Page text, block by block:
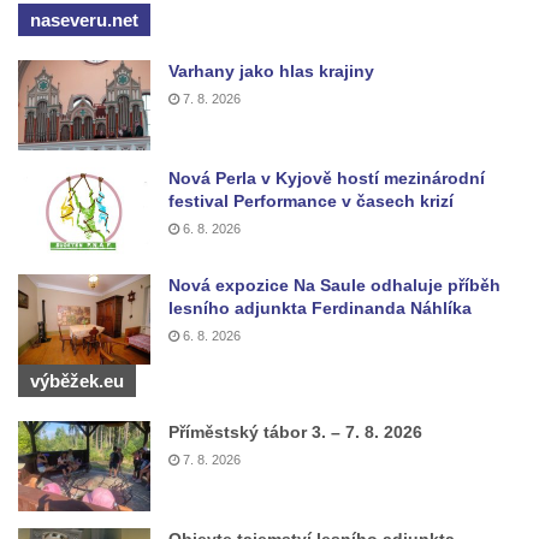
Kříž poblíž Ovčího mostu u Tisové
Kunraticích u Šluknova
Kříž na zahradě u domu ev. č. 11 v
Kunraticích u Šluknova
Kříž naproti domu čp. 34 v Kunraticích u
Šluknova
Knížecím
Školní kříž u polní cesty nad Lipovou ulicí v
Rychnově u Jablonce nad Nisou
Boží muka Anděl strážce v Kostelní ulici v
Rychnově u Jablonce nad Nisou
Centrální kříž bývalého hřbitova u kostela
svatého Václava v Rychnově u Jablonce
nad Nisou
naseveru.net
Varhany jako hlas krajiny
7. 8. 2026
Nová Perla v Kyjově hostí mezinárodní
festival Performance v časech krizí
6. 8. 2026
Nová expozice Na Saule odhaluje příběh
lesního adjunkta Ferdinanda Náhlíka
6. 8. 2026
výběžek.eu
Příměstský tábor 3. – 7. 8. 2026
7. 8. 2026